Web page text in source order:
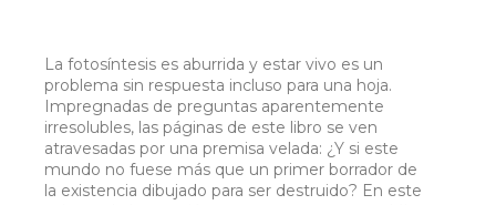
La fotosíntesis es aburrida y estar vivo es un
problema sin respuesta incluso para una hoja.
Impregnadas de preguntas aparentemente
irresolubles, las páginas de este libro se ven
atravesadas por una premisa velada: ¿Y si este
mundo no fuese más que un primer borrador de
la existencia dibujado para ser destruido? En este